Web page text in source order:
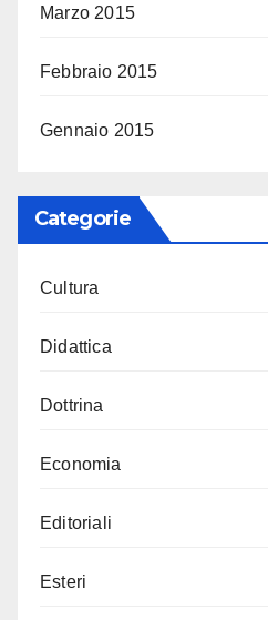
Marzo 2015
Febbraio 2015
Gennaio 2015
Categorie
Cultura
Didattica
Dottrina
Economia
Editoriali
Esteri